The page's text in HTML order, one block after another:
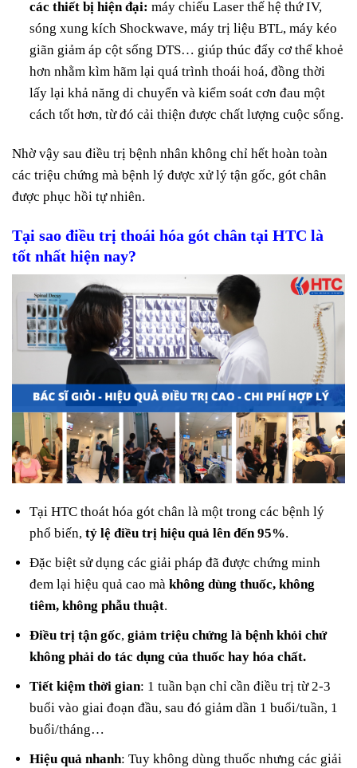
các thiết bị hiện đại: máy chiếu Laser thế hệ thứ IV,
sóng xung kích Shockwave, máy trị liệu BTL, máy kéo
giãn giảm áp cột sống DTS… giúp thúc đẩy cơ thể khoẻ
hơn nhằm kìm hãm lại quá trình thoái hoá, đồng thời
lấy lại khả năng di chuyển và kiểm soát cơn đau một
cách tốt hơn, từ đó cải thiện được chất lượng cuộc sống.
Nhờ vậy sau điều trị bệnh nhân không chỉ hết hoàn toàn
các triệu chứng mà bệnh lý được xử lý tận gốc, gót chân
được phục hồi tự nhiên.
Tại sao điều trị thoái hóa gót chân tại HTC là
tốt nhất hiện nay?
Tại HTC thoát hóa gót chân là một trong các bệnh lý
phổ biến,tỷ lệ điều trị hiệu quả lên đến 95%.
Đặc biệt sử dụng các giải pháp đã được chứng minh
đem lại hiệu quả cao màkhông dùng thuốc, không
tiêm, không phẫu thuật.
Điều trị tận gốc,giảm triệu chứng là bệnh khỏi chứ
không phải do tác dụng của thuốc hay hóa chất.
Tiết kiệm thời gian: 1 tuần bạn chỉ cần điều trị từ 2-3
buổi vào giai đoạn đầu, sau đó giảm dần 1 buổi/tuần, 1
buổi/tháng…
Hiệu quả nhanh: Tuy không dùng thuốc nhưng các giải